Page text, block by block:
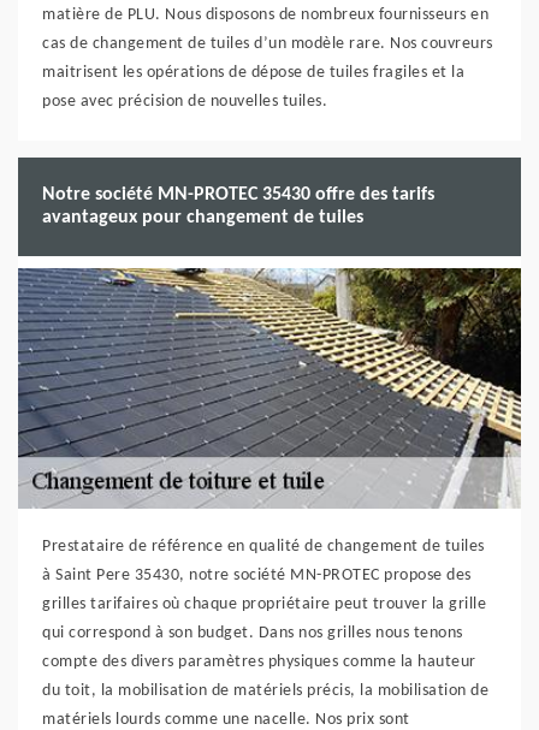
matière de PLU. Nous disposons de nombreux fournisseurs en
cas de changement de tuiles d’un modèle rare. Nos couvreurs
maitrisent les opérations de dépose de tuiles fragiles et la
pose avec précision de nouvelles tuiles.
Notre société MN-PROTEC 35430 offre des tarifs
avantageux pour changement de tuiles
Prestataire de référence en qualité de changement de tuiles
à Saint Pere 35430, notre société MN-PROTEC propose des
grilles tarifaires où chaque propriétaire peut trouver la grille
qui correspond à son budget. Dans nos grilles nous tenons
compte des divers paramètres physiques comme la hauteur
du toit, la mobilisation de matériels précis, la mobilisation de
matériels lourds comme une nacelle. Nos prix sont